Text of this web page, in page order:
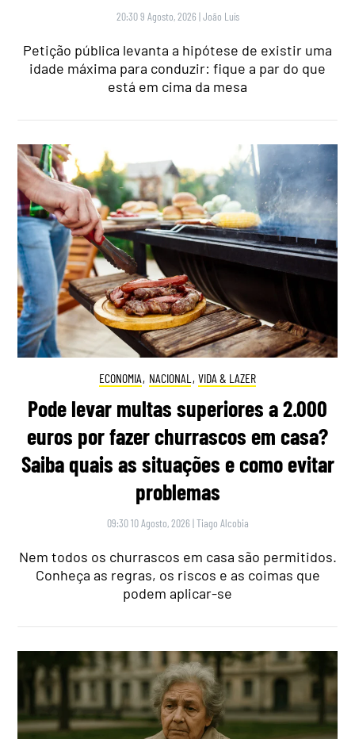
20:30 9 Agosto, 2026 |João Luís
Petição pública levanta a hipótese de existir uma
idade máxima para conduzir: fique a par do que
está em cima da mesa
ECONOMIA, NACIONAL , VIDA & LAZER
Pode levar multas superiores a 2.000
euros por fazer churrascos em casa?
Saiba quais as situações e como evitar
problemas
09:30 10 Agosto, 2026 |Tiago Alcobia
Nem todos os churrascos em casa são permitidos.
Conheça as regras, os riscos e as coimas que
podem aplicar-se